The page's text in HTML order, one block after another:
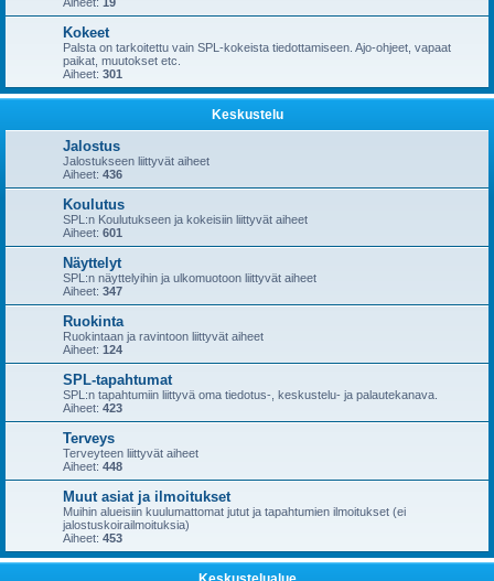
Kokeet
Palsta on tarkoitettu vain SPL-kokeista tiedottamiseen. Ajo-ohjeet, vapaat
paikat, muutokset etc.
Aiheet: 301
Keskustelu
Jalostus
Jalostukseen liittyvät aiheet
Aiheet: 436
Koulutus
SPL:n Koulutukseen ja kokeisiin liittyvät aiheet
Aiheet: 601
Näyttelyt
SPL:n näyttelyihin ja ulkomuotoon liittyvät aiheet
Aiheet: 347
Ruokinta
Ruokintaan ja ravintoon liittyvät aiheet
Aiheet: 124
SPL-tapahtumat
SPL:n tapahtumiin liittyvä oma tiedotus-, keskustelu- ja palautekanava.
Aiheet: 423
Terveys
Terveyteen liittyvät aiheet
Aiheet: 448
Muut asiat ja ilmoitukset
Muihin alueisiin kuulumattomat jutut ja tapahtumien ilmoitukset (ei
jalostuskoirailmoituksia)
Aiheet: 453